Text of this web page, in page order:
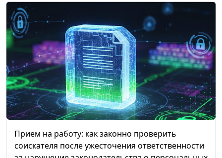
Прием на работу: как законно проверить
соискателя после ужесточения ответственности